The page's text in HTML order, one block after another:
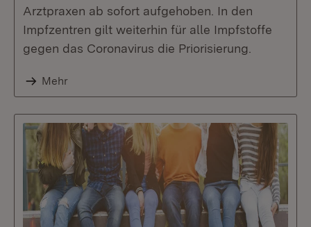
Arztpraxen ab sofort aufgehoben. In den
Impfzentren gilt weiterhin für alle Impfstoffe
gegen das Coronavirus die Priorisierung.
Mehr